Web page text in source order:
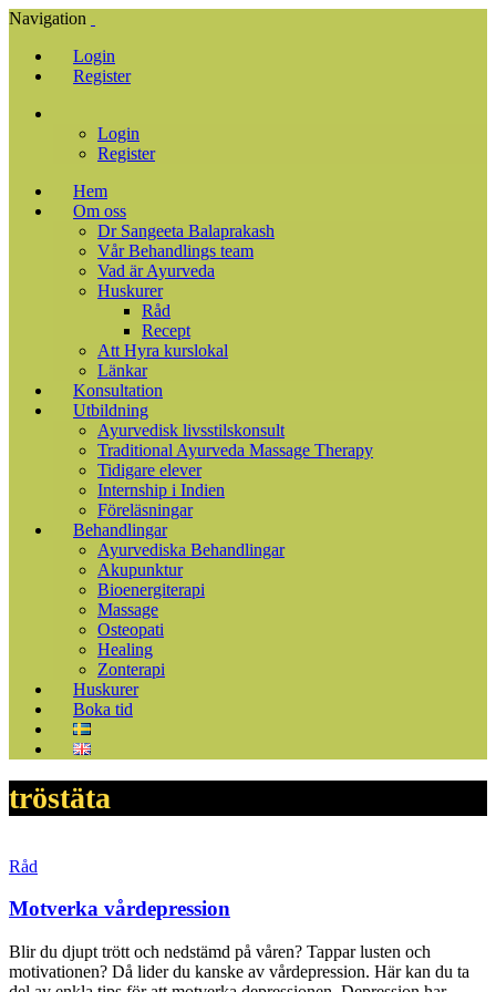
Navigation
Login
Register
Login
Register
Hem
Om oss
Dr Sangeeta Balaprakash
Vår Behandlings team
Vad är Ayurveda
Huskurer
Råd
Recept
Att Hyra kurslokal
Länkar
Konsultation
Utbildning
Ayurvedisk livsstilskonsult
Traditional Ayurveda Massage Therapy
Tidigare elever
Internship i Indien
Föreläsningar
Behandlingar
Ayurvediska Behandlingar
Akupunktur
Bioenergiterapi
Massage
Osteopati
Healing
Zonterapi
Huskurer
Boka tid
tröstäta
Råd
Motverka vårdepression
Blir du djupt trött och nedstämd på våren? Tappar lusten och
motivationen? Då lider du kanske av vårdepression. Här kan du ta